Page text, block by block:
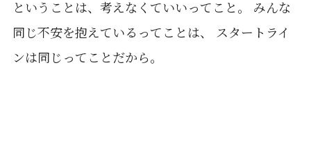
ということは、考えなくていいってこと。 みんな
同じ不安を抱えているってことは、 スタートライ
ンは同じってことだから。